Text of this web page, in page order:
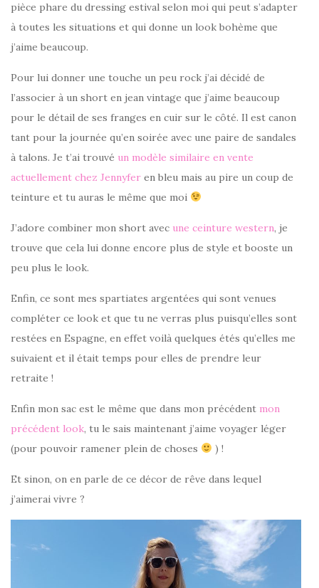
pièce phare du dressing estival selon moi qui peut s’adapter
à toutes les situations et qui donne un look bohème que
j’aime beaucoup.
Pour lui donner une touche un peu rock j’ai décidé de
l’associer à un short en jean vintage que j’aime beaucoup
pour le détail de ses franges en cuir sur le côté. Il est canon
tant pour la journée qu’en soirée avec une paire de sandales
à talons. Je t’ai trouvé un modèle similaire en vente
actuellement chez Jennyfer en bleu mais au pire un coup de
teinture et tu auras le même que moi
J’adore combiner mon short avec une ceinture western, je
trouve que cela lui donne encore plus de style et booste un
peu plus le look.
Enfin, ce sont mes spartiates argentées qui sont venues
compléter ce look et que tu ne verras plus puisqu’elles sont
restées en Espagne, en effet voilà quelques étés qu’elles me
suivaient et il était temps pour elles de prendre leur
retraite !
Enfin mon sac est le même que dans mon précédent mon
précédent look, tu le sais maintenant j’aime voyager léger
(pour pouvoir ramener plein de choses
) !
Et sinon, on en parle de ce décor de rêve dans lequel
j’aimerai vivre ?